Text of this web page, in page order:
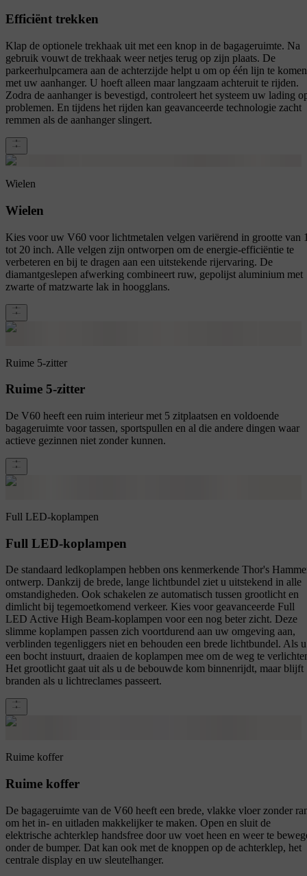
Efficiënt trekken
Klap de optionele trekhaak uit met een knop in de bagageruimte. Na
gebruik vouwt de trekhaak weer netjes terug op zijn plaats. De
parkeerhulpcamera aan de achterzijde helpt u om op één lijn te komen
met uw aanhanger. U hoeft alleen maar langzaam achteruit te rijden.
Zodra de aanhanger is bevestigd, controleert het systeem uw lading
problemen. En tijdens het rijden kan geavanceerde technologie zacht
remmen als de aanhanger slingert.
Wielen
Wielen
Kies voor uw V60 voor lichtmetalen velgen variërend in grootte van
tot 20 inch. Alle velgen zijn ontworpen om de energie-efficiëntie te
verbeteren en bij te dragen aan een uitstekende rijervaring. De
diamantgeslepen afwerking combineert ruw, gepolijst aluminium met
zwarte of matzwarte lak in hoogglans.
Ruime 5-zitter
Ruime 5-zitter
De V60 heeft een ruim interieur met 5 zitplaatsen en voldoende
bagageruimte voor tassen, sportspullen en al die andere dingen waar
actieve gezinnen niet zonder kunnen.
Full LED-koplampen
Full LED-koplampen
De standaard ledkoplampen hebben ons kenmerkende Thor's
ontwerp. Dankzij de brede, lange lichtbundel ziet u uitstekend in alle
omstandigheden. Ook schakelen ze automatisch tussen grootlicht en
dimlicht bij tegemoetkomend verkeer. Kies voor geavanceerde Full
LED Active High Beam-koplampen voor een nog beter zicht. Deze
slimme koplampen passen zich voortdurend aan uw omgeving aan,
verblinden tegenliggers niet en behouden een brede lichtbundel. Als u
een bocht instuurt, draaien de koplampen mee om de weg te
Het grootlicht gaat uit als u de bebouwde kom binnenrijdt, maar blijft
branden als u lichtreclames passeert.
Ruime koffer
Ruime koffer
De bagageruimte van de V60 heeft een brede, vlakke vloer zonder
om het in- en uitladen makkelijker te maken. Open en sluit de
elektrische achterklep handsfree door uw voet heen en weer te
onder de bumper. Dat kan ook met de knoppen op de achterklep, het
centrale display en uw sleutelhanger.